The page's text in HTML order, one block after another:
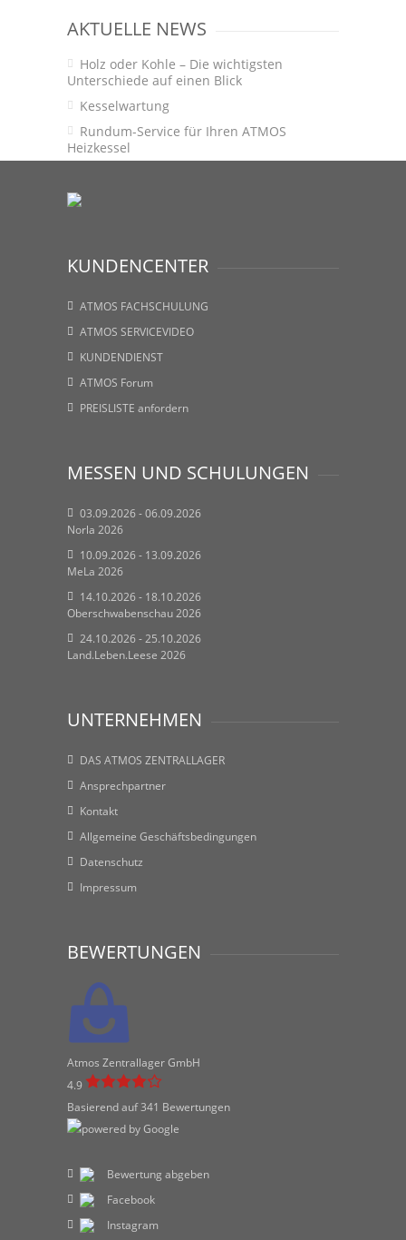
AKTUELLE NEWS
Holz oder Kohle – Die wichtigsten
Unterschiede auf einen Blick
Kesselwartung
Rundum-Service für Ihren ATMOS
Heizkessel
KUNDENCENTER
ATMOS FACHSCHULUNG
ATMOS SERVICEVIDEO
KUNDENDIENST
ATMOS Forum
PREISLISTE anfordern
MESSEN UND SCHULUNGEN
03.09.2026 - 06.09.2026
Norla 2026
10.09.2026 - 13.09.2026
MeLa 2026
14.10.2026 - 18.10.2026
Oberschwabenschau 2026
24.10.2026 - 25.10.2026
Land.Leben.Leese 2026
UNTERNEHMEN
DAS ATMOS ZENTRALLAGER
Ansprechpartner
Kontakt
Allgemeine Geschäftsbedingungen
Datenschutz
Impressum
BEWERTUNGEN
Atmos Zentrallager GmbH
4.9
Basierend auf 341 Bewertungen
Bewertung abgeben
Facebook
Instagram